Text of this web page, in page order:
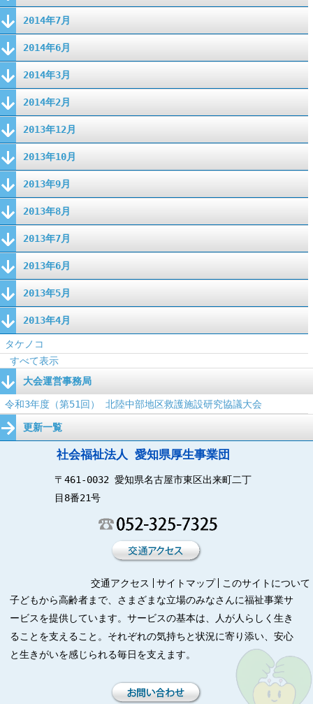
2014年7月
2014年6月
2014年3月
2014年2月
2013年12月
2013年10月
2013年9月
2013年8月
2013年7月
2013年6月
2013年5月
2013年4月
タケノコ
すべて表示
大会運営事務局
令和3年度（第51回） 北陸中部地区救護施設研究協議大会
更新一覧
社会福祉法人 愛知県厚生事業団
〒461-0032 愛知県名古屋市東区出来町二丁
目8番21号
交通アクセス サイトマップ
このサイトについて
子どもから高齢者まで、さまざまな立場のみなさんに福祉事業サ
ービスを提供しています。サービスの基本は、人が人らしく生き
ることを支えること。それぞれの気持ちと状況に寄り添い、安心
と生きがいを感じられる毎日を支えます。